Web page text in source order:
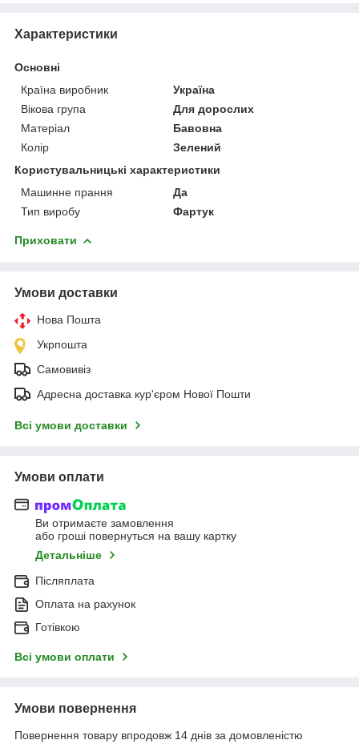
Характеристики
Основні
Країна виробник
Україна
Вікова група
Для дорослих
Матеріал
Бавовна
Колір
Зелений
Користувальницькі характеристики
Машинне прання
Да
Тип виробу
Фартук
Приховати
Умови доставки
Нова Пошта
Укрпошта
Самовивіз
Адресна доставка кур'єром Нової Пошти
Всі умови доставки
Умови оплати
Ви отримаєте замовлення
або гроші повернуться на вашу картку
Детальніше
Післяплата
Оплата на рахунок
Готівкою
Всі умови оплати
Умови повернення
Повернення товару впродовж 14 днів за домовленістю